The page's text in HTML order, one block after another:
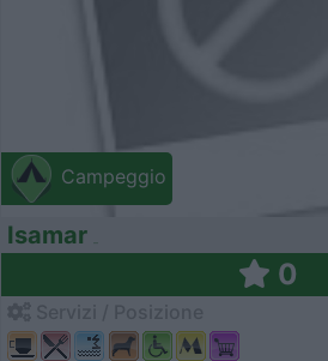
Campeggio
Isamar
0